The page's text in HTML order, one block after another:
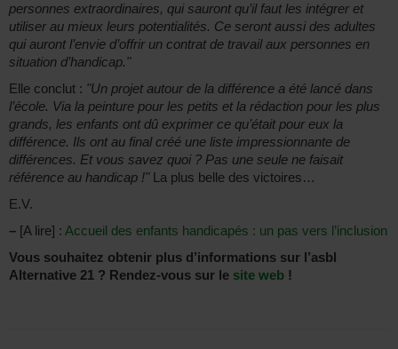
personnes extraordinaires, qui sauront qu’il faut les intégrer et
utiliser au mieux leurs potentialités. Ce seront aussi des adultes
qui auront l’envie d’offrir un contrat de travail aux personnes en
situation d’handicap."
Elle conclut : "Un projet autour de la différence a été lancé dans
l’école. Via la peinture pour les petits et la rédaction pour les plus
grands, les enfants ont dû exprimer ce qu’était pour eux la
différence. Ils ont au final créé une liste impressionnante de
différences. Et vous savez quoi ? Pas une seule ne faisait
référence au handicap !"La plus belle des victoires…
E.V.
– [A lire] : Accueil des enfants handicapés : un pas vers l’inclusion
Vous souhaitez obtenir plus d’informations sur l’asbl
Alternative 21 ? Rendez-vous sur le site web !